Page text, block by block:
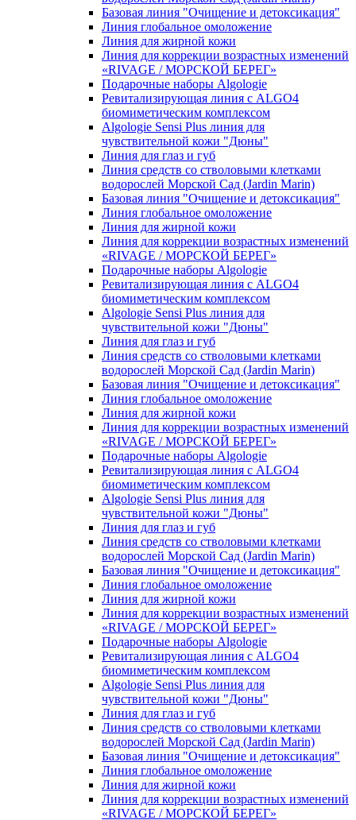
Базовая линия "Очищение и детоксикация"
Линия глобальное омоложение
Линия для жирной кожи
Линия для коррекции возрастных изменений
«RIVAGE / МОРСКОЙ БЕРЕГ»
Подарочные наборы Algologie
Ревитализирующая линия с ALGO4
биомиметическим комплексом
Algologie Sensi Plus линия для
чувcтвительной кожи "Дюны"
Линия для глаз и губ
Линия средств со стволовыми клетками
водорослей Морской Сад (Jardin Marin)
Базовая линия "Очищение и детоксикация"
Линия глобальное омоложение
Линия для жирной кожи
Линия для коррекции возрастных изменений
«RIVAGE / МОРСКОЙ БЕРЕГ»
Подарочные наборы Algologie
Ревитализирующая линия с ALGO4
биомиметическим комплексом
Algologie Sensi Plus линия для
чувcтвительной кожи "Дюны"
Линия для глаз и губ
Линия средств со стволовыми клетками
водорослей Морской Сад (Jardin Marin)
Базовая линия "Очищение и детоксикация"
Линия глобальное омоложение
Линия для жирной кожи
Линия для коррекции возрастных изменений
«RIVAGE / МОРСКОЙ БЕРЕГ»
Подарочные наборы Algologie
Ревитализирующая линия с ALGO4
биомиметическим комплексом
Algologie Sensi Plus линия для
чувcтвительной кожи "Дюны"
Линия для глаз и губ
Линия средств со стволовыми клетками
водорослей Морской Сад (Jardin Marin)
Базовая линия "Очищение и детоксикация"
Линия глобальное омоложение
Линия для жирной кожи
Линия для коррекции возрастных изменений
«RIVAGE / МОРСКОЙ БЕРЕГ»
Подарочные наборы Algologie
Ревитализирующая линия с ALGO4
биомиметическим комплексом
Algologie Sensi Plus линия для
чувcтвительной кожи "Дюны"
Линия для глаз и губ
Линия средств со стволовыми клетками
водорослей Морской Сад (Jardin Marin)
Базовая линия "Очищение и детоксикация"
Линия глобальное омоложение
Линия для жирной кожи
Линия для коррекции возрастных изменений
«RIVAGE / МОРСКОЙ БЕРЕГ»